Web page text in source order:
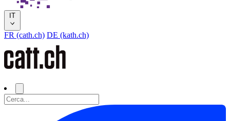
IT
FR (cath.ch) DE (kath.ch)